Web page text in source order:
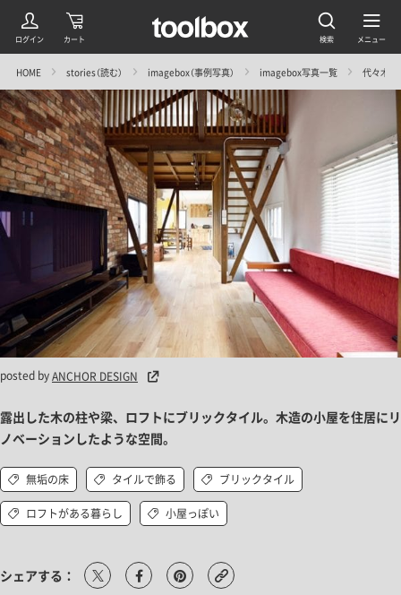
HOME stories（読む） imagebox（事例写真） imagebox写真一覧 代々木上
posted byANCHOR DESIGN
露出した木の柱や梁、ロフトにブリックタイル。木造の小屋を住居にリ
ノベーションしたような空間。
無垢の床 タイルで飾る ブリックタイル
ロフトがある暮らし 小屋っぽい
シェアする：